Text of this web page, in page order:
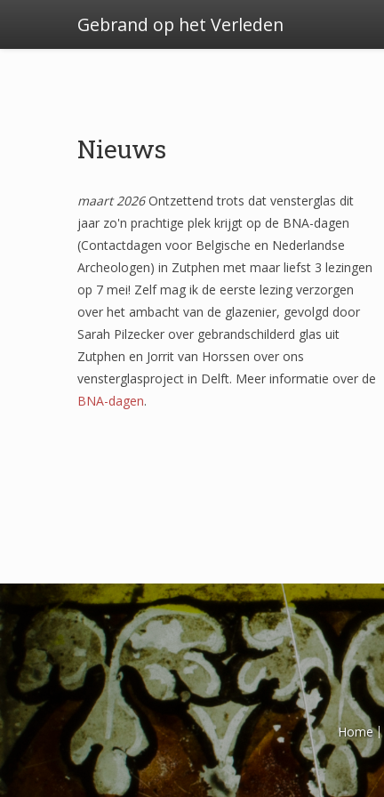
Gebrand op het Verleden
Nieuws
maart 2026Ontzettend trots dat vensterglas dit
jaar zo'n prachtige plek krijgt op de BNA-dagen
(Contactdagen voor Belgische en Nederlandse
Archeologen) in Zutphen met maar liefst 3 lezingen
op 7 mei! Zelf mag ik de eerste lezing verzorgen
over het ambacht van de glazenier, gevolgd door
Sarah Pilzecker over gebrandschilderd glas uit
Zutphen en Jorrit van Horssen over ons
vensterglasproject in Delft. Meer informatie over de
BNA-dagen.
Home